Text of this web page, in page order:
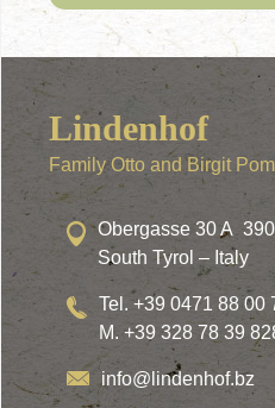
Lindenhof
Family Otto and Birgit
Obergasse 30 A
South Tyrol – Italy
Tel. +39 0471 88 00
M. +39 328 78 39
info@lindenhof.bz